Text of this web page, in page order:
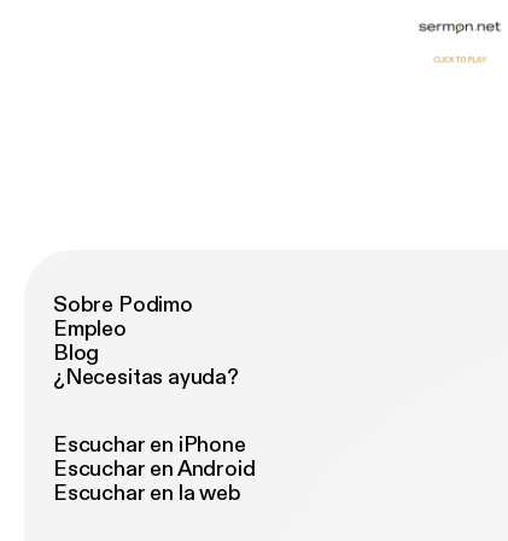
Sobre Podimo
Empleo
Blog
¿Necesitas ayuda?
Escuchar en iPhone
Escuchar en Android
Escuchar en la web